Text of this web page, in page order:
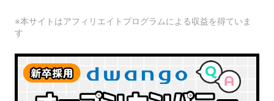
※本サイトはアフィリエイトプログラムによる収益を得ていま
す